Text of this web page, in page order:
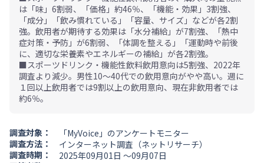
は「味」6割弱、「価格」約46％、「機能・効果」3割強、
「成分」「飲み慣れている」「容量、サイズ」などが各2割
強。飲用者が期待する効果は「水分補給」が7割強、「熱中
症対策・予防」が6割弱、「体調を整える」「運動時や前後
に、適切な栄養素やエネルギーの補給」が各2割強。
■スポーツドリンク・機能性飲料飲用意向は5割強、2022年
調査より減少。男性10～40代での飲用意向がやや高い。週に
１回以上飲用者では9割以上の飲用意向、現在非飲用者では
約6％。
調査対象：
「MyVoice」のアンケートモニター
調査方法：
インターネット調査（ネットリサーチ）
調査時期：
2025年09月01日 ～09月07日